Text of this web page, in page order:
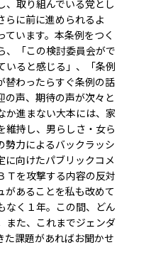
、取り組んでいる党とし
らに前に進められるよ
います。本条例をつく
、「この検討委員会がで
いると感じる」、「条例
替わったらすぐ条例の話
の声、期待の声が次々と
か進まない大本には、家
維持し、男らしさ・女ら
勢力によるバックラッシ
に向けたパブリックコメ
Ｔを攻撃する内容の反対
があることを私も改めて
なく１年。この間、どん
また、これまでジェンダ
た課題があればお聞かせ